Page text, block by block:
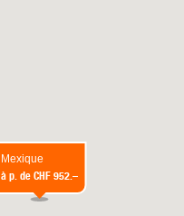
Mexique
à p. de CHF 952.–